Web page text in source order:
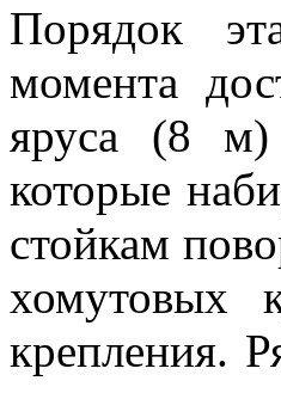
Порядок
момента
яруса (8 м)
которые
стойкам
хомутовых
крепления.